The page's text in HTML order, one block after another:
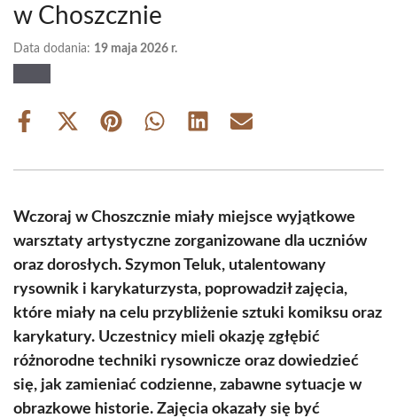
w Choszcznie
Data dodania: 19 maja 2026 r.
Share
Share
(Twitter)
Share Share Share Share
Wczoraj w Choszcznie miały miejsce wyjątkowe
warsztaty artystyczne zorganizowane dla uczniów
oraz dorosłych. Szymon Teluk, utalentowany
rysownik i karykaturzysta, poprowadził zajęcia,
które miały na celu przybliżenie sztuki komiksu oraz
karykatury. Uczestnicy mieli okazję zgłębić
różnorodne techniki rysownicze oraz dowiedzieć
się, jak zamieniać codzienne, zabawne sytuacje w
obrazkowe historie. Zajęcia okazały się być